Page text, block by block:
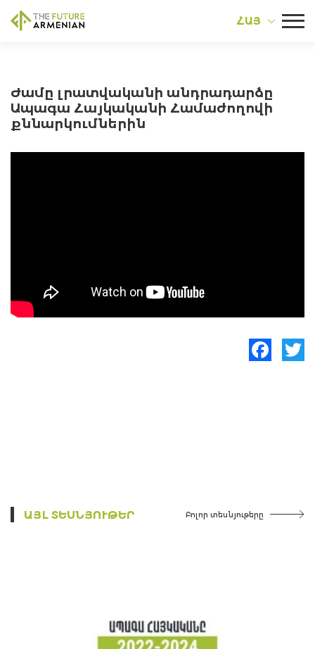
ՀԱՅ
Ժամը լրատվականի անդրադարձը
Ապագա Հայկականի Համաժողովի
քննարկումներին
ԱՅԼ ՏԵՍՆՅՈՒԹԵՐ Բոլոր տեսնյութերը